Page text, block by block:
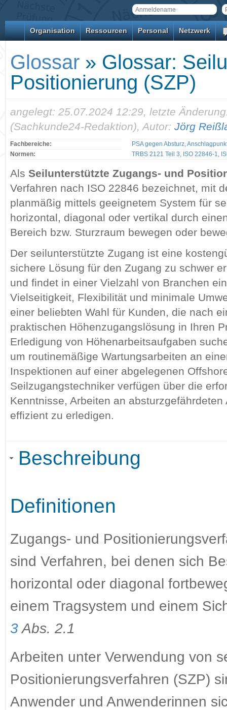
Organisation Ressourcen Personal Netzwerk
Glossar » Glossar:
Positionierung (SZP)
angelegt: 25.07.2024 12:29, letzte
(Sachkunde24-Redaktion), Autor: Jörg
Fachbereiche: PSA gegen Absturz,
Normen:
TRBS 2121 Teil 3, ISO 22846-1,
Als Seilunterstützte Zugangs- und
Verfahren nach ISO 22846 bezeichnet, mit
planmäßig mittels geeignetem System für
horizontal, diagonal oder vertikal durch
Bereich bzw. Sturzraum bewegen oder
Der seilunterstützte Zugang ist eine
sichere Lösung für den Zugang zu schwer
und findet in einer Vielzahl von Branchen
Vielseitigkeit, Flexibilität und minimale
einer beliebten Wahl für Kunden, die nach
praktischen Höhenzugangslösung in Ihren
Erledigung von Höhenarbeitsaufgaben
um routinemäßige Wartungsarbeiten an
Inspektionen auf einer abgelegenen
Seilzugangstechniker verfügen über die
Kenntnisse, Arbeiten an
effizient zu erledigen.
Beschreibung
Definitionen
Zugangs- und
sind Verfahren, bei denen sich
horizontal oder diagonal
einem Tragsystem und einem
3Abs. 2.1
Arbeiten unter Verwendung von
Positionierungsverfahren (SZP)
Anwender und Anwenderinnen